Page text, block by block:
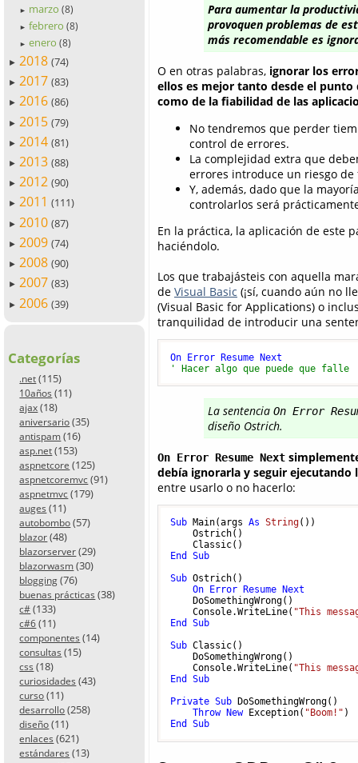
► marzo (8)
► febrero (8)
► enero (8)
► 2018 (74)
► 2017 (83)
► 2016 (86)
► 2015 (79)
► 2014 (81)
► 2013 (88)
► 2012 (90)
► 2011 (111)
► 2010 (87)
► 2009 (74)
► 2008 (90)
► 2007 (83)
► 2006 (39)
Categorías
.net (115)
10años (11)
ajax (18)
aniversario (35)
antispam (16)
asp.net (153)
aspnetcore (125)
aspnetcoremvc (91)
aspnetmvc (179)
auges (11)
autobombo (57)
blazor (48)
blazorserver (29)
blazorwasm (30)
blogging (76)
buenas prácticas (38)
c# (133)
c#6 (11)
componentes (14)
consultas (15)
css (18)
curiosidades (43)
curso (11)
desarrollo (258)
diseño (11)
enlaces (621)
estándares (13)
Para aumentar la
provoquen problemas de
más recomendable es
O en otras palabras, ignorar los
ellos es mejor tanto desde el
como de la fiabilidad de las
No tendremos que perder
control de errores.
La complejidad extra que
errores introduce un riesgo
Y, además, dado que la
controlarlos será
En la práctica, la aplicación de este
haciéndolo.
Los que trabajásteis con aquella
de Visual Basic (¡sí, cuando aún no
(Visual Basic for Applications) o
tranquilidad de introducir una
On Error Resume Next
' Hacer algo que puede que falle
La sentencia On Error
diseño Ostrich.
On Error Resume Next
debía ignorarla y seguir ejecutando
entre usarlo o no hacerlo:
Sub Main(args As String())
    Ostrich()
End
Sub
Sub Ostrich()
On
Error Resume
Next
    DoSomethingWrong()
    Console.WriteLine(
"This
End
Sub
Sub Classic()
    DoSomethingWrong()
    Console.WriteLine(
"This
End
Sub
Private Sub DoSomethingWrong()
Throw
New Exception( "Boom!"
End
Sub